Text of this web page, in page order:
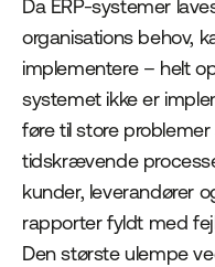
Da ERP-systemer
organisations behov,
implementere – helt
systemet ikke er
føre til store
tidskrævende
kunder, leverandører
rapporter fyldt med
Den største ulempe